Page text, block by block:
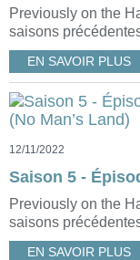
Previously on the
saisons
EN SAVOIR PLUS
12/11/2022
Previously on the
saisons
EN SAVOIR PLUS